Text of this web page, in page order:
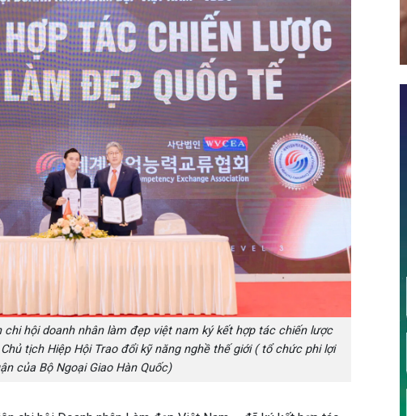
chi hội doanh nhân làm đẹp việt nam ký kết hợp tác chiến lược
tịch Hiệp Hội Trao đổi kỹ năng nghề thế giới ( tổ chức phi lợi
của Bộ Ngoại Giao Hàn Quốc)